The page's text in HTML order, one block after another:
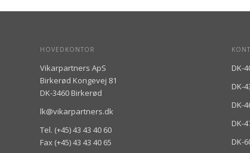
HOVEDKONTOR
Vikarpartners ApS
Birkerød Kongevej 81
DK-3460 Birkerød
lk@vikarpartners.dk
Tel. (+45) 43 43 40 60
Fax (+45) 43 43 40 65
DK-
DK-
DK-
DK-
DK-